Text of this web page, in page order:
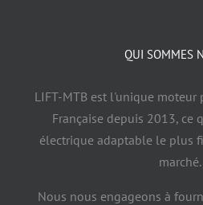
QUI SOMMES
LIFT-MTB est l'unique
Française depuis 2013, ce
électrique adaptable le plus
marché.
Nous nous engageons à